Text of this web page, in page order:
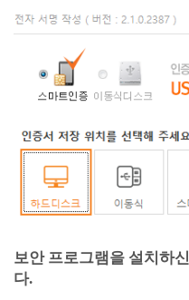
보안 프로그램을 설치하
다.